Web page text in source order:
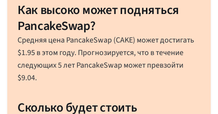
Как высоко может подняться
PancakeSwap?
Средняя цена PancakeSwap (CAKE) может достигать
$1.95в этом году. Прогнозируется, что в течение
следующих 5 лет PancakeSwap может превзойти
$9.04.
Сколько будет стоить